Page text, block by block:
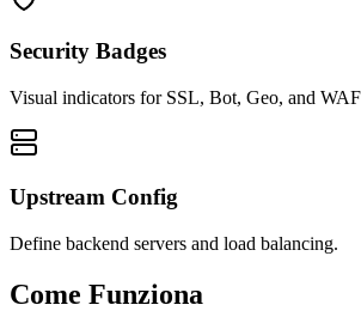
Security Badges
Visual indicators for SSL, Bot, Geo, and WAF
Upstream Config
Define backend servers and load balancing.
Come Funziona